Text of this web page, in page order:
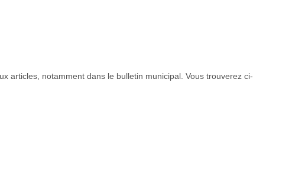
articles, notamment dans le bulletin municipal. Vous trouverez ci-